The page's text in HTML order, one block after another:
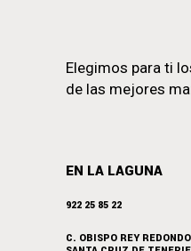
Elegimos para ti
de las mejores
EN LA LAGUNA
922 25 85 22
C. OBISPO REY